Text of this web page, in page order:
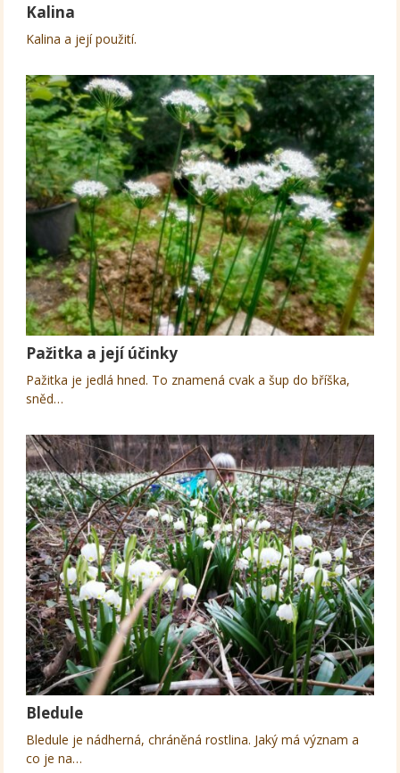
Kalina
Kalina a její použití.
Pažitka a její účinky
Pažitka je jedlá hned. To znamená cvak a šup do bříška,
sněd…
Bledule
Bledule je nádherná, chráněná rostlina. Jaký má význam a
co je na…